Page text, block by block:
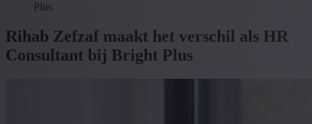
Plus
Rihab Zefzaf maakt het verschil als HR
Consultant bij Bright Plus